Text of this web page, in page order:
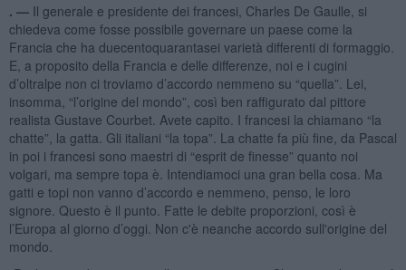
. — Il generale e presidente dei francesi, Charles De Gaulle, si
chiedeva come fosse possibile governare un paese come la
Francia che ha duecentoquarantasei varietà differenti di formaggio.
E, a proposito della Francia e delle differenze, noi e i cugini
d’oltralpe non ci troviamo d’accordo nemmeno su “quella”. Lei,
insomma, “l’origine del mondo”, così ben raffigurato dal pittore
realista Gustave Courbet. Avete capito. I francesi la chiamano “la
chatte”, la gatta. Gli italiani “la topa”. La chatte fa più fine, da Pascal
in poi i francesi sono maestri di “esprit de finesse” quanto noi
volgari, ma sempre topa è. Intendiamoci una gran bella cosa. Ma
gatti e topi non vanno d’accordo e nemmeno, penso, le loro
signore. Questo è il punto. Fatte le debite proporzioni, così è
l’Europa al giorno d’oggi. Non c'è neanche accordo sull'origine del
mondo.